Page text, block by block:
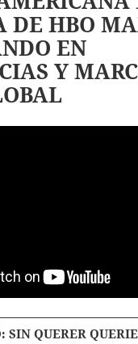
DE HBO
EN
Y
SIN QUERER